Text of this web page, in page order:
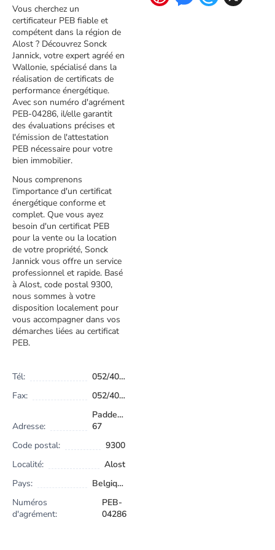
Vous cherchez un
certificateur PEB fiable et
compétent dans la région de
Alost ? Découvrez Sonck
Jannick, votre expert agréé en
Wallonie, spécialisé dans la
réalisation de certificats de
performance énergétique.
Avec son numéro d'agrément
PEB-04286, il/elle garantit
des évaluations précises et
l'émission de l'attestation
PEB nécessaire pour votre
bien immobilier.
Nous comprenons
l'importance d'un certificat
énergétique conforme et
complet. Que vous ayez
besoin d'un certificat PEB
pour la vente ou la location
de votre propriété, Sonck
Jannick vous offre un service
professionnel et rapide. Basé
à Alost, code postal 9300,
nous sommes à votre
disposition localement pour
vous accompagner dans vos
démarches liées au certificat
PEB.
Tél:
052/40.86.23
Fax:
052/40.86.55
Adresse:
Paddenvijverstraat
67
Code postal:
9300
Localité:
Alost
Pays:
Belgique
Numéros
d'agrément:
PEB-
04286